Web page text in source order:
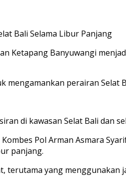
Bali Selama Libur Panjang
Ketapang Banyuwangi
perairan Selat
di kawasan Selat Bali dan
Pol Arman Asmara
panjang.
terutama yang menggunakan